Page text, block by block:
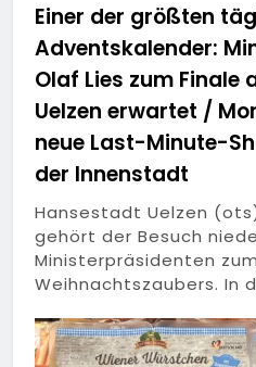
Einer der größten
Adventskalender:
Olaf Lies zum Finale
Uelzen erwartet /
neue Last-Minute-
der Innenstadt
Hansestadt Uelzen
gehört der Besuch
Ministerpräsidenten
Weihnachtszaubers. In